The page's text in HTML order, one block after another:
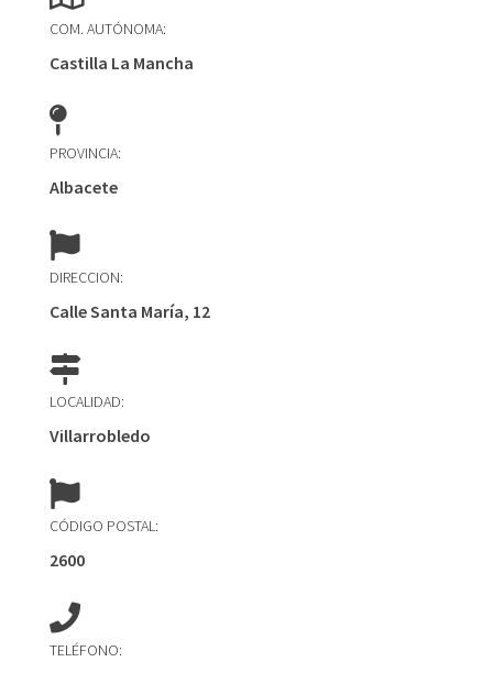
COM. AUTÓNOMA:
Castilla La Mancha
PROVINCIA:
Albacete
DIRECCION:
Calle Santa María, 12
LOCALIDAD:
Villarrobledo
CÓDIGO POSTAL:
2600
TELÉFONO: